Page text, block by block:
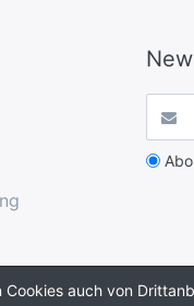
auch von